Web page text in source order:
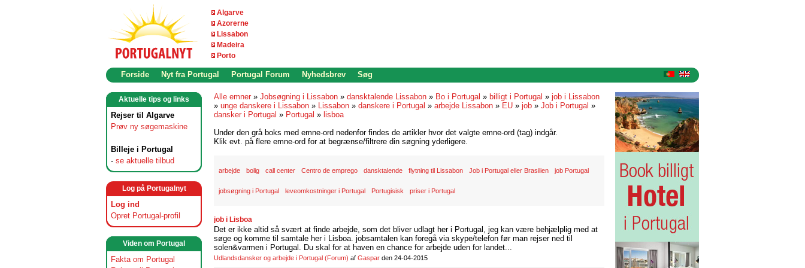
Algarve
Azorerne
Lissabon
Madeira
Porto
Forside Nyt fra Portugal Portugal Forum Nyhedsbrev Søg
Aktuelle tips og links
Rejser til Algarve
Prøv ny søgemaskine
Billeje i Portugal
- se aktuelle tilbud
Log på Portugalnyt
Log ind
Opret Portugal-profil
Viden om Portugal
Fakta om Portugal
Alle emner » Jobsøgning i Lissabon » dansktalende Lissabon » Bo i Portugal » billigt i Portugal » job i Lissabon
» unge danskere i Lissabon » Lissabon » danskere i Portugal » arbejde Lissabon » EU » job » Job i Portugal »
dansker i Portugal » Portugal » lisboa
Under den grå boks med emne-ord nedenfor findes de artikler hvor det valgte emne-ord (tag) indgår.
Klik evt. på flere emne-ord for at begrænse/filtrere din søgning yderligere.
arbejde bolig call center Centro de emprego dansktalende flytning til Lissabon Job i Portugal eller Brasilien job Portugal
jobsøgning i Portugal leveomkostninger i Portugal Portugisisk priser i Portugal
job i Lisboa
Det er ikke altid så svært at finde arbejde, som det bliver udlagt her i Portugal, jeg kan være behjælplig med at
søge og komme til samtale her i Lisboa. jobsamtalen kan foregå via skype/telefon før man rejser ned til
solen&varmen i Portugal. Du skal for at haven en chance for arbejde uden for landet...
Udlandsdansker og arbejde i Portugal (Forum) af Gaspar den 24-04-2015